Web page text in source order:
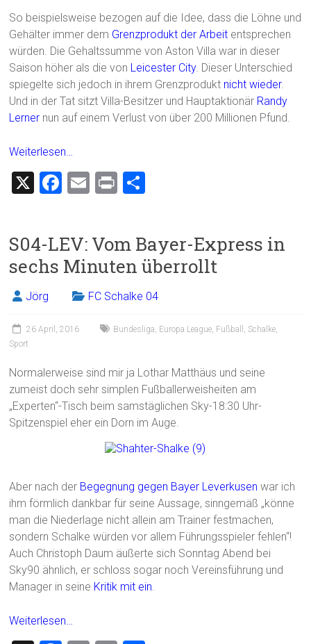
So beispielsweise bezogen auf die Idee, dass die Löhne und
Gehälter immer dem Grenzprodukt der Arbeit entsprechen
würden. Die Gehaltssumme von Aston Villa war in dieser
Saison höher als die von Leicester City. Dieser Unterschied
spiegelte sich jedoch in ihrem Grenzprodukt nicht wieder.
Und in der Tat sitzt Villa-Besitzer und Hauptaktionär Randy
Lerner nun auf einem Verlust von über 200 Millionen Pfund.
Weiterlesen…
X
F
b
o
ok
E
l
Pr
n
S04-LEV: Vom Bayer-Express in
sechs Minuten überrollt
Jörg FC Schalke 04
26 April, 2016 Bundesliga, Europa League, Fußball , Schalke,
Sport
Normalerweise sind mir ja Lothar Matthäus und seine
zumeist doch sehr simplen Fußballerweisheiten am
„Experten“-Tisch beim samstäglichen Sky-18:30 Uhr-
Spitzenspiel eher ein Dorn im Auge.
Aber nach der Begegnung gegen Bayer Leverkusen war ich
ihm förmlich dankbar für seine Aussage, sinngemäß „könne
man die Niederlage nicht allein am Trainer festmachen,
sondern Schalke würden vor allem Führungsspieler fehlen“!
Auch Christoph Daum äußerte sich Sonntag Abend bei
Sky90 ähnlich, er schloss sogar noch Vereinsführung und
Manager in seine Kritik mit ein.
Weiterlesen…